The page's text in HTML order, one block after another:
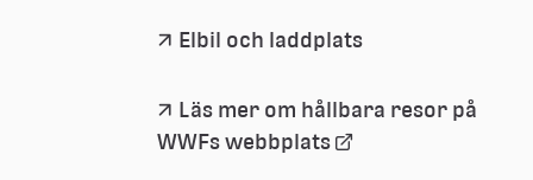
Elbil och laddplats
Läs mer om hållbara resor på
WWFs webbplatsLänk